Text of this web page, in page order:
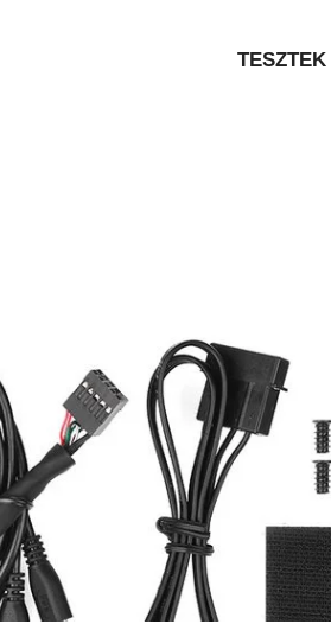
TESZTEK